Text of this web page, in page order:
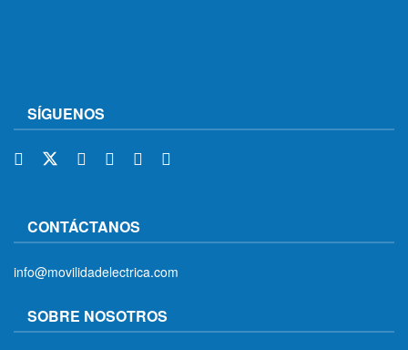
SÍGUENOS
CONTÁCTANOS
info@movilidadelectrica.com
SOBRE NOSOTROS